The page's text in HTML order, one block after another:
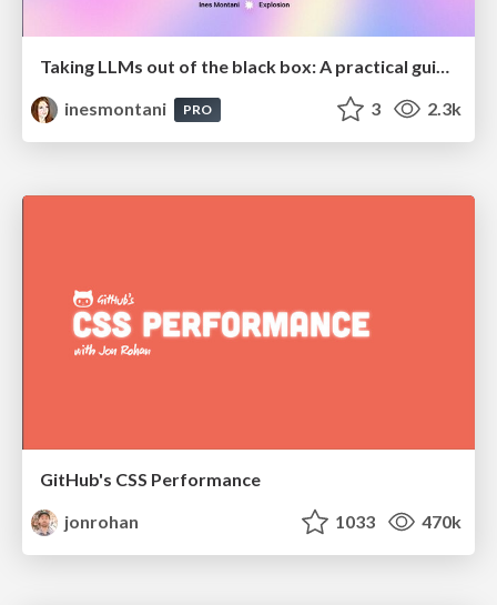
Taking LLMs out of the black box: A practical guide to human-in-the-loop distillation
inesmontani
PRO 3 2.3k
GitHub's CSS Performance
jonrohan
1033 470k